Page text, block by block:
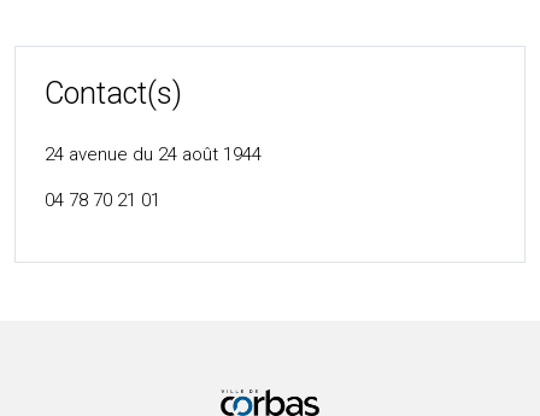
Contact(s)
24 avenue du 24 août 1944
04 78 70 21 01